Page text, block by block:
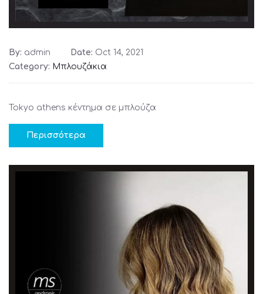
By: admin Date: Oct 14, 2021
Category: Μπλουζάκια
Tokyo athens κέντημα σε μπλούζα
Περισσότερα